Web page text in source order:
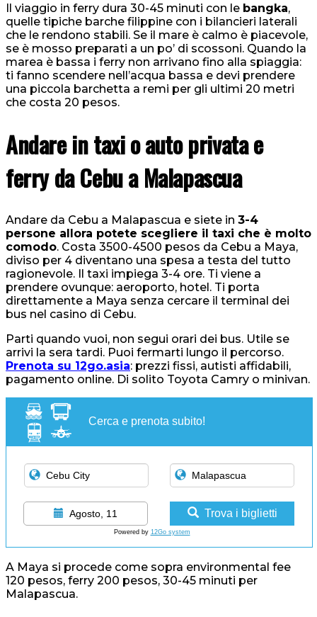
Il viaggio in ferry dura 30-45 minuti con le bangka,
quelle tipiche barche filippine con i bilancieri laterali
che le rendono stabili. Se il mare è calmo è piacevole,
se è mosso preparati a un po’ di scossoni. Quando la
marea è bassa i ferry non arrivano fino alla spiaggia:
ti fanno scendere nell’acqua bassa e devi prendere
una piccola barchetta a remi per gli ultimi 20 metri
che costa 20 pesos.
Andare in taxi o auto privata e
ferry da Cebu a Malapascua
Andare da Cebu a Malapascua e siete in 3-4
persone allora potete scegliere il taxi che è molto
comodo. Costa 3500-4500 pesos da Cebu a Maya,
diviso per 4 diventano una spesa a testa del tutto
ragionevole. Il taxi impiega 3-4 ore. Ti viene a
prendere ovunque: aeroporto, hotel. Ti porta
direttamente a Maya senza cercare il terminal dei
bus nel casino di Cebu.
Parti quando vuoi, non segui orari dei bus. Utile se
arrivi la sera tardi. Puoi fermarti lungo il percorso.
Prenota su 12go.asia: prezzi fissi, autisti affidabili,
pagamento online. Di solito Toyota Camry o minivan.
Cerca e prenota subito!
Agosto, 11 Trova i biglietti
Powered by 12Go system
A Maya si procede come sopra environmental fee
120 pesos, ferry 200 pesos, 30-45 minuti per
Malapascua.